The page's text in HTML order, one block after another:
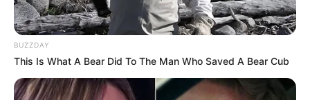
BUZZDAY
This Is What A Bear Did To The Man Who Saved A Bear Cub